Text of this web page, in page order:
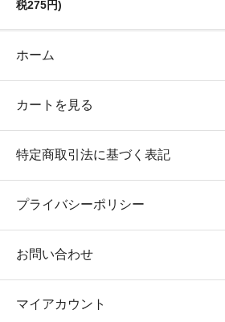
税275円)
ホーム
カートを見る
特定商取引法に基づく表記
プライバシーポリシー
お問い合わせ
マイアカウント